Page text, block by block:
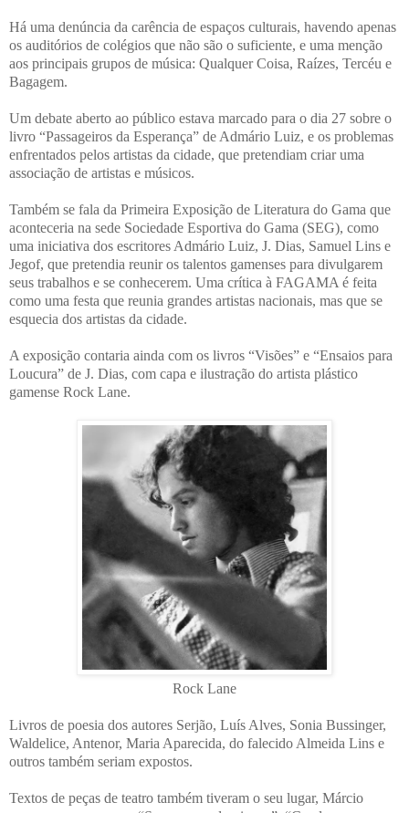
Há uma denúncia da carência de espaços culturais, havendo apenas
os auditórios de colégios que não são o suficiente, e uma menção
aos principais grupos de música: Qualquer Coisa, Raízes, Tercéu e
Bagagem.
Um debate aberto ao público estava marcado para o dia 27 sobre o
livro “Passageiros da Esperança” de Admário Luiz, e os problemas
enfrentados pelos artistas da cidade, que pretendiam criar uma
associação de artistas e músicos.
Também se fala da Primeira Exposição de Literatura do Gama que
aconteceria na sede Sociedade Esportiva do Gama (SEG), como
uma iniciativa dos escritores Admário Luiz, J. Dias, Samuel Lins e
Jegof, que pretendia reunir os talentos gamenses para divulgarem
seus trabalhos e se conhecerem. Uma crítica à FAGAMA é feita
como uma festa que reunia grandes artistas nacionais, mas que se
esquecia dos artistas da cidade.
A exposição contaria ainda com os livros “Visões” e “Ensaios para
Loucura” de J. Dias, com capa e ilustração do artista plástico
gamense Rock Lane.
Rock Lane
Livros de poesia dos autores Serjão, Luís Alves, Sonia Bussinger,
Waldelice, Antenor, Maria Aparecida, do falecido Almeida Lins e
outros também seriam expostos.
Textos de peças de teatro também tiveram o seu lugar, Márcio